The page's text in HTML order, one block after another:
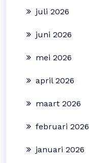
juli 2026
juni 2026
mei 2026
april 2026
maart 2026
februari 2026
januari 2026